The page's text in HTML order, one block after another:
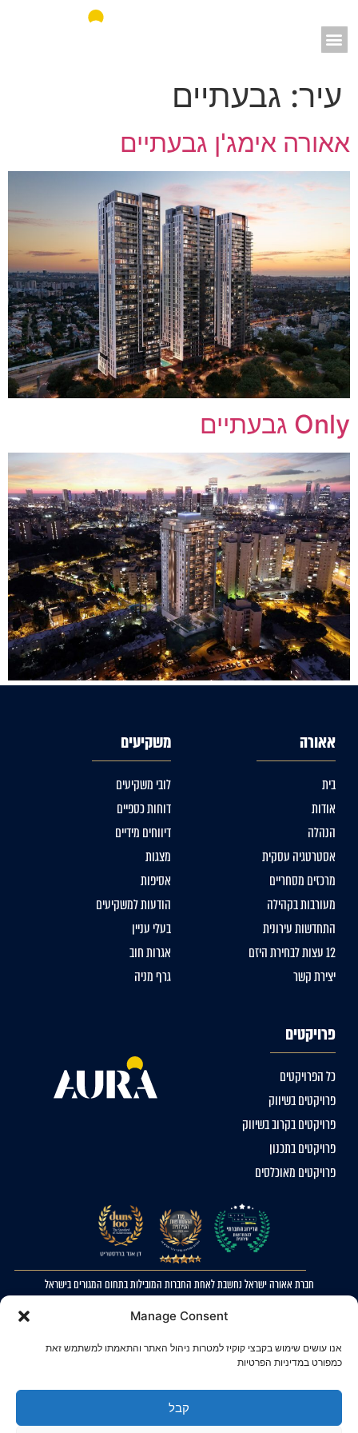
Manage Consent
אנו עושים שימוש בקבצי קוקיז למטרות ניהול האתר והתאמתו למשתמש זאת
כמפורט במדיניות הפרטיות
קבל
עיר: גבעתיים
אאורה אימג'ן גבעתיים
Only גבעתיים
אאורה
בית
אודות
הנהלה
אסטרטגיה עסקית
מרכזים מסחריים
מעורבות בקהילה
התחדשות עירונית
12 עצות לבחירת היזם
יצירת קשר
משקיעים
לובי משקיעים
דוחות כספיים
דיווחים מידיים
מצגות
אסיפות
הודעות למשקיעים
בעלי עניין
אגרות חוב
גרף מניה
פרויקטים
כל הפרויקטים
פרויקטים בשיווק
פרויקטים בקרוב בשיווק
פרויקטים בתכנון
פרויקטים מאוכלסים
חברת אאורה ישראל נחשבת לאחת החברות המובילות בתחום המגורים בישראל
הצהרת נגישות